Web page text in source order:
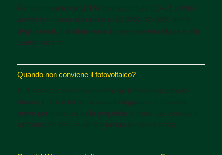
Per un impianto da 10 kW con accumulo (10–15 kWh) i
prezzi tipici sono nell’ordine di 18.000€–30.000€prima
degli incentivi; la stima varia in base alla tecnologia e alla
configurazione.
Quando non conviene il fotovoltaico?
Può essere meno conveniente se il consumo è molto
basso, il tetto è fortemente ombreggiato o si prevede
breve permanenza nella proprietà; in molti casi soluzioni
alternative o accumulo migliorano la convenienza.